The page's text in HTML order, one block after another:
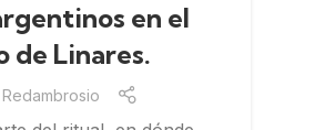
en el
de Linares.
Redambrosio